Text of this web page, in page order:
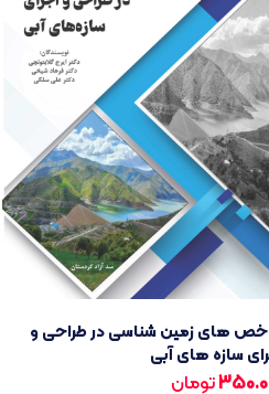
های زمین شناسی در طراحی و
سازه های آبی
تومان